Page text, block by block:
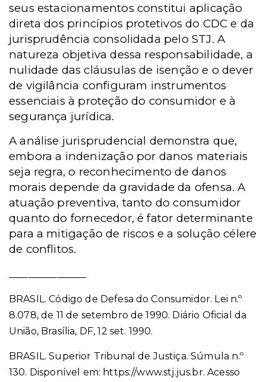
seus estacionamentos constitui aplicação
direta dos princípios protetivos do CDC e da
jurisprudência consolidada pelo STJ. A
natureza objetiva dessa responsabilidade, a
nulidade das cláusulas de isenção e o dever
de vigilância configuram instrumentos
essenciais à proteção do consumidor e à
segurança jurídica.
A análise jurisprudencial demonstra que,
embora a indenização por danos materiais
seja regra, o reconhecimento de danos
morais depende da gravidade da ofensa. A
atuação preventiva, tanto do consumidor
quanto do fornecedor, é fator determinante
para a mitigação de riscos e a solução célere
de conflitos.
BRASIL. Código de Defesa do Consumidor. Lei n.º
8.078, de 11 de setembro de 1990. Diário Oficial da
União, Brasília, DF, 12 set. 1990.
BRASIL. Superior Tribunal de Justiça. Súmula n.º
130. Disponível em: https://www.stj.jus.br. Acesso